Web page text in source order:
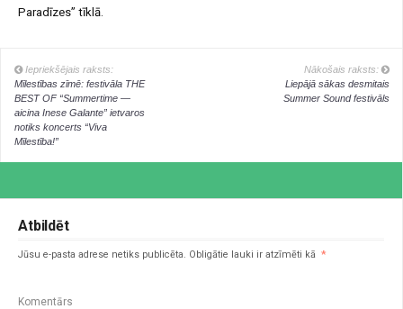
Paradīzes” tīklā.
Iepriekšējais raksts:
Mīlestības zīmē: festivāla THE
BEST OF “Summertime —
aicina Inese Galante” ietvaros
notiks koncerts “Viva
Mīlestība!”
Nākošais raksts:
Liepājā sākas desmitais
Summer Sound festivāls
Atbildēt
Jūsu e-pasta adrese netiks publicēta. Obligātie lauki ir atzīmēti kā *
Komentārs